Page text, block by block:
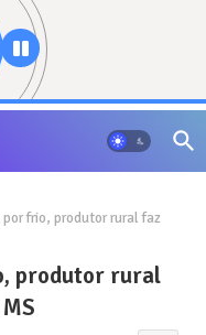
frio, produtor rural faz
produtor rural